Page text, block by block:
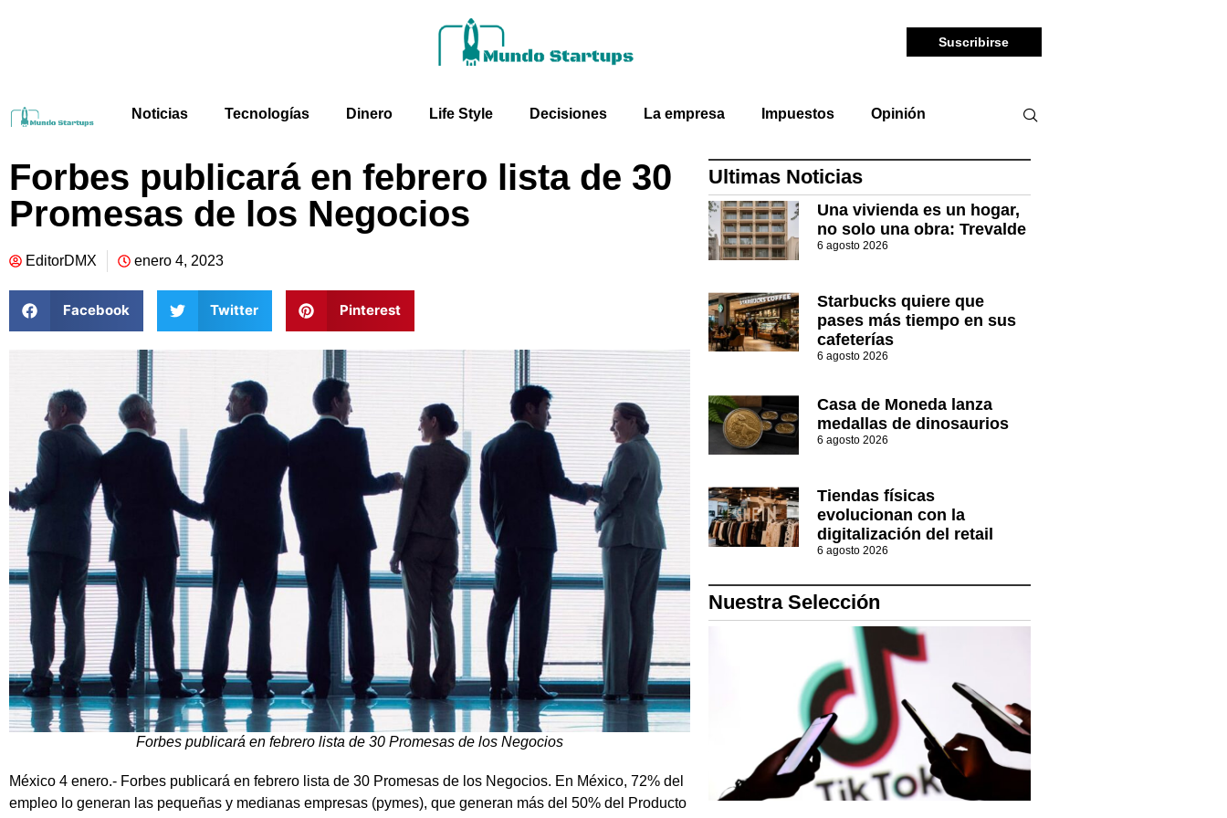
Suscribirse
Noticias Tecnologías Dinero Life Style Decisiones La empresa Impuestos Opinión
Forbes publicará en febrero lista de 30
Promesas de los Negocios
EditorDMX enero 4, 2023
Facebook Twitter Pinterest
Forbes publicará en febrero lista de 30 Promesas de los Negocios
México 4 enero.- Forbes publicará en febrero lista de 30 Promesas de los Negocios. En México, 72% del
empleo lo generan las pequeñas y medianas empresas (pymes), que generan más del 50% del Producto
Ultimas Noticias
Una vivienda es un hogar,
no solo una obra: Trevalde
6 agosto 2026
Starbucks quiere que
pases más tiempo en sus
cafeterías
6 agosto 2026
Casa de Moneda lanza
medallas de dinosaurios
6 agosto 2026
Tiendas físicas
evolucionan con la
digitalización del retail
6 agosto 2026
Nuestra Selección